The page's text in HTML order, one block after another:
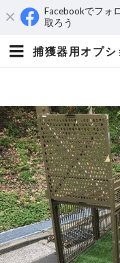
Facebookでフォ
取ろう